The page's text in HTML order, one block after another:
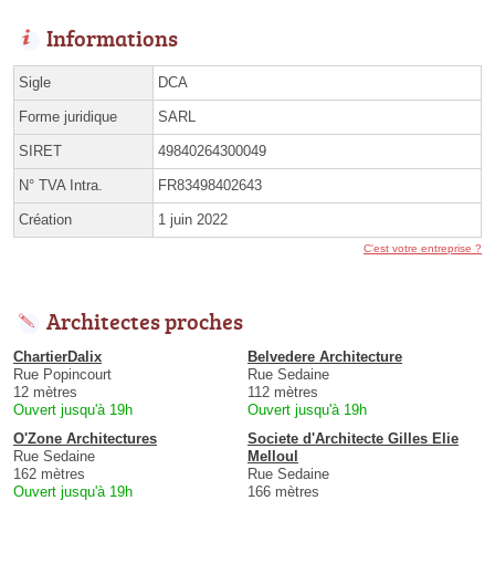
Informations
Sigle DCA
Forme juridique SARL
SIRET 49840264300049
N° TVA Intra. FR83498402643
Création 1 juin 2022
C'est votre entreprise ?
Architectes proches
ChartierDalix
Rue Popincourt
12 mètres
Ouvert jusqu'à 19h
Belvedere Architecture
Rue Sedaine
112 mètres
Ouvert jusqu'à 19h
O'Zone Architectures
Rue Sedaine
162 mètres
Ouvert jusqu'à 19h
Societe d'Architecte Gilles Elie
Melloul
Rue Sedaine
166 mètres